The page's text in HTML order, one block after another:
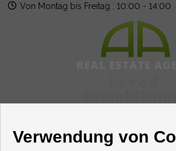
Von Montag bis Freitag : 10:00 - 14:00
Verwendung von